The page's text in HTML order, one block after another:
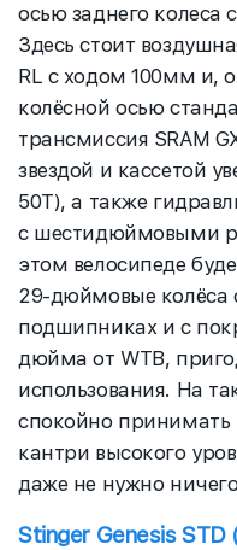
осью заднего колеса
Здесь стоит
RL с ходом 100мм и,
колёсной осью
трансмиссия SRAM
звездой и кассетой
50T), а также
с шестидюймовыми
этом велосипеде
29-дюймовые колёса
подшипниках и с
дюйма от WTB,
использования. На
спокойно принимать
кантри высокого
даже не нужно
Stinger Genesis STD